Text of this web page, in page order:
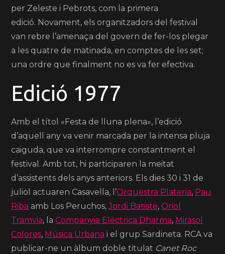
per Zeleste i Pebrots, com la primera
edició. Novament, els organitzadors del festival
van rebre l’amenaça del govern de fer-los plegar
a les quatre de matinada, en comptes de les set;
una ordre que finalment no es va fer efectiva.
Edició 1977
Amb el títol «Festa de lluna plena», l’edició
d’aquell any va venir marcada per la intensa pluja
caiguda, que va interrompre constantment el
festival. Amb tot, hi participaren la meitat
d’assistents dels anys anteriors. Els dies 30 i 31 de
juliol actuaren Casavella, l’Orquestra Plateria, Pau
Riba amb Los Peruchos,Jordi Batiste,Oriol
Tramvia, laCompanyia Elèctrica Dharma, Mirasol
Colores, Música Urbana i el grup Sardineta. RCA va
publicar-ne un àlbum doble titulat Canet Roc